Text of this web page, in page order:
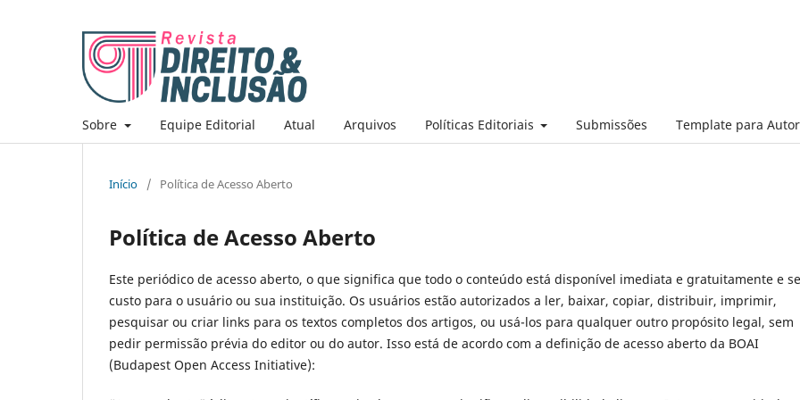
Sobre Equipe Editorial Atual Arquivos Políticas Editoriais Submissões Template para
Início / Política de Acesso Aberto
Política de Acesso Aberto
Este periódico de acesso aberto, o que significa que todo o conteúdo está disponível imediata e gratuitamente e
custo para o usuário ou sua instituição. Os usuários estão autorizados a ler, baixar, copiar, distribuir, imprimir,
pesquisar ou criar links para os textos completos dos artigos, ou usá-los para qualquer outro propósito legal, sem
pedir permissão prévia do editor ou do autor. Isso está de acordo com a definição de acesso aberto da BOAI
(Budapest Open Access Initiative):